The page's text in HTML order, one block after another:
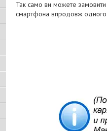
Так само ви можете
смартфона впродовж